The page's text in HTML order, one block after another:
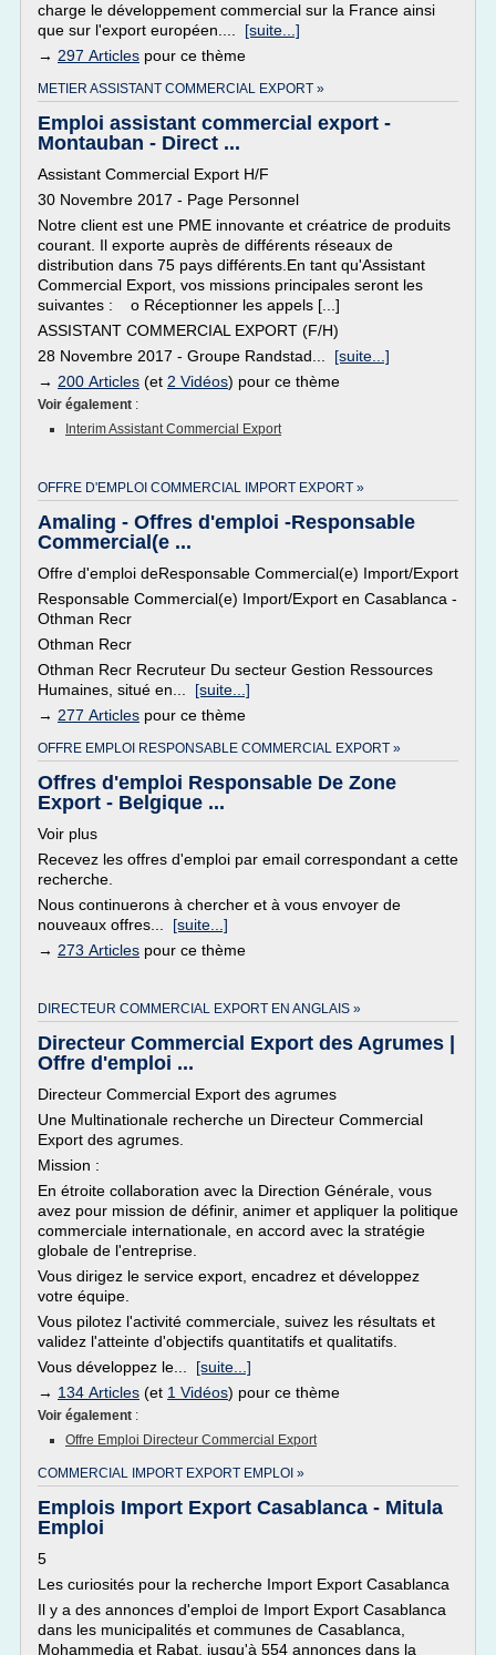
charge le développement commercial sur la France ainsi
que sur l'export européen.... [suite...]
→ 297 Articles pour ce thème
METIER ASSISTANT COMMERCIAL EXPORT »
Emploi assistant commercial export -
Montauban - Direct ...
Assistant Commercial Export H/F
30 Novembre 2017 - Page Personnel
Notre client est une PME innovante et créatrice de produits
courant. Il exporte auprès de différents réseaux de
distribution dans 75 pays différents.En tant qu'Assistant
Commercial Export, vos missions principales seront les
suivantes : o Réceptionner les appels [...]
ASSISTANT COMMERCIAL EXPORT (F/H)
28 Novembre 2017 - Groupe Randstad... [suite...]
→ 200 Articles (et 2 Vidéos) pour ce thème
Voir également :
Interim Assistant Commercial Export
OFFRE D'EMPLOI COMMERCIAL IMPORT EXPORT »
Amaling - Offres d'emploi -Responsable
Commercial(e ...
Offre d'emploi deResponsable Commercial(e) Import/Export
Responsable Commercial(e) Import/Export en Casablanca -
Othman Recr
Othman Recr
Othman Recr Recruteur Du secteur Gestion Ressources
Humaines, situé en... [suite...]
→ 277 Articles pour ce thème
OFFRE EMPLOI RESPONSABLE COMMERCIAL EXPORT »
Offres d'emploi Responsable De Zone
Export - Belgique ...
Voir plus
Recevez les offres d'emploi par email correspondant a cette
recherche.
Nous continuerons à chercher et à vous envoyer de
nouveaux offres... [suite...]
→ 273 Articles pour ce thème
DIRECTEUR COMMERCIAL EXPORT EN ANGLAIS »
Directeur Commercial Export des Agrumes |
Offre d'emploi ...
Directeur Commercial Export des agrumes
Une Multinationale recherche un Directeur Commercial
Export des agrumes.
Mission :
En étroite collaboration avec la Direction Générale, vous
avez pour mission de définir, animer et appliquer la politique
commerciale internationale, en accord avec la stratégie
globale de l'entreprise.
Vous dirigez le service export, encadrez et développez
votre équipe.
Vous pilotez l'activité commerciale, suivez les résultats et
validez l'atteinte d'objectifs quantitatifs et qualitatifs.
Vous développez le... [suite...]
→ 134 Articles (et 1 Vidéos) pour ce thème
Voir également :
Offre Emploi Directeur Commercial Export
COMMERCIAL IMPORT EXPORT EMPLOI »
Emplois Import Export Casablanca - Mitula
Emploi
5
Les curiosités pour la recherche Import Export Casablanca
Il y a des annonces d'emploi de Import Export Casablanca
dans les municipalités et communes de Casablanca,
Mohammedia et Rabat, jusqu'à 554 annonces dans la